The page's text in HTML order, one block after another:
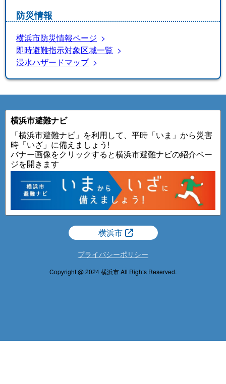
防災情報
横浜市防災情報ページ
即時避難指示対象区域一覧
浸水ハザードマップ
横浜市避難ナビ
「横浜市避難ナビ」を利用して、平時「いま」から災害
時「いざ」に備えましょう!
バナー画像をクリックすると横浜市避難ナビの紹介ペー
ジを開きます
横浜市
プライバシーポリシー
Copyright @ 2024 横浜市 All Rights Reserved.